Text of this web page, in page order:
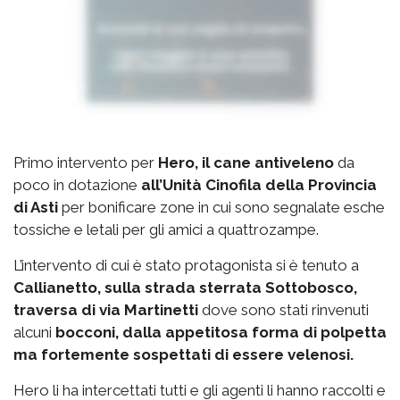
Primo intervento per Hero, il cane antiveleno da
poco in dotazione all’Unità Cinofila della Provincia
di Asti per bonificare zone in cui sono segnalate esche
tossiche e letali per gli amici a quattrozampe.
L’intervento di cui è stato protagonista si è tenuto a
Callianetto, sulla strada sterrata Sottobosco,
traversa di via Martinetti dove sono stati rinvenuti
alcuni bocconi, dalla appetitosa forma di polpetta
ma fortemente sospettati di essere velenosi.
Hero li ha intercettati tutti e gli agenti li hanno raccolti e